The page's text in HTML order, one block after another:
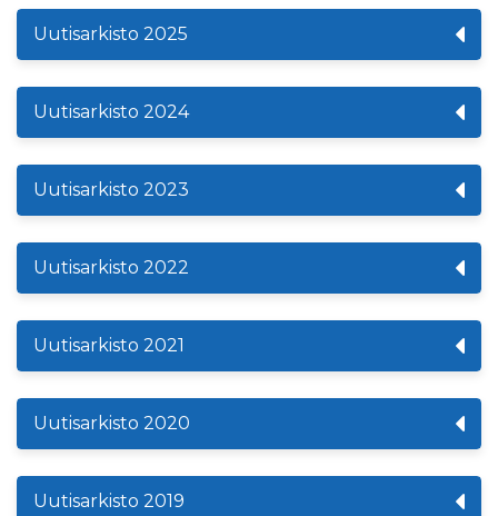
Uutisarkisto 2025
Uutisarkisto 2024
Uutisarkisto 2023
Uutisarkisto 2022
Uutisarkisto 2021
Uutisarkisto 2020
Uutisarkisto 2019